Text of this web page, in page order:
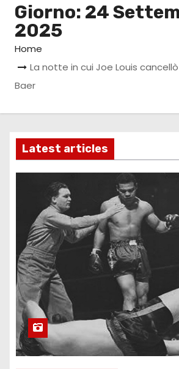
Giorno: 24
2025
Home
La notte in cui Joe Louis
Baer
Latest articles